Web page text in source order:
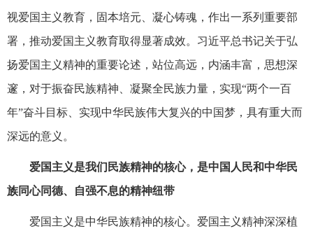
视爱国主义教育，固本培元、凝心铸魂，作出一系列重要部
署，推动爱国主义教育取得显著成效。习近平总书记关于弘
扬爱国主义精神的重要论述，站位高远，内涵丰富，思想深
邃，对于振奋民族精神、凝聚全民族力量，实现“两个一百
年”奋斗目标、实现中华民族伟大复兴的中国梦，具有重大而
深远的意义。
爱国主义是我们民族精神的核心，是中国人民和中华民
族同心同德、自强不息的精神纽带
爱国主义是中华民族精神的核心。爱国主义精神深深植